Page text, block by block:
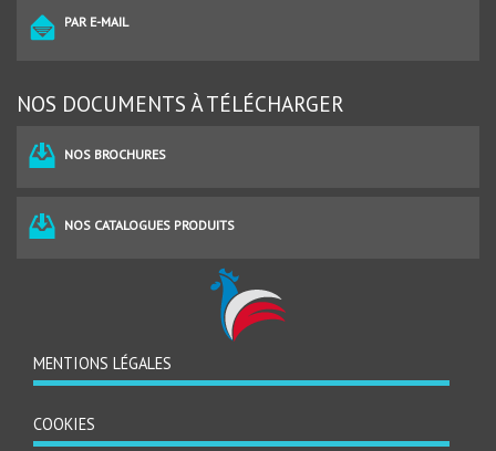
PAR E-MAIL
NOS DOCUMENTS À TÉLÉCHARGER
NOS BROCHURES
NOS CATALOGUES PRODUITS
MENU
DE
MENTIONS LÉGALES
COOKIES